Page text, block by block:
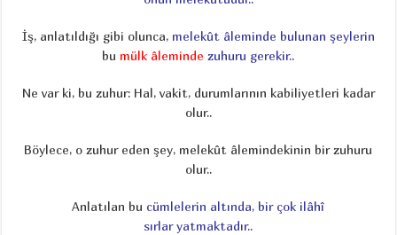
İş, anlatıldığı gibi olunca, melekût âleminde bulunan şeylerin
bu mülk âleminde zuhuru gerekir..
Ne var ki, bu zuhur: Hal, vakit, durumlarının kabiliyetleri kadar
olur..
Böylece, o zuhur eden şey, melekût âlemindekinin bir zuhuru
olur..
Anlatılan bu cümlelerin altında, bir çok ilâhî
sırlar yatmaktadır..